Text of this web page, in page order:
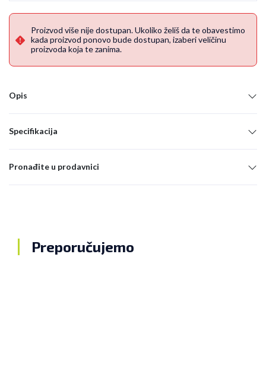
Proizvod više nije dostupan. Ukoliko želiš da te obavestimo
kada proizvod ponovo bude dostupan, izaberi veličinu
proizvoda koja te zanima.
Opis
Specifikacija
Pronađite u prodavnici
Preporučujemo